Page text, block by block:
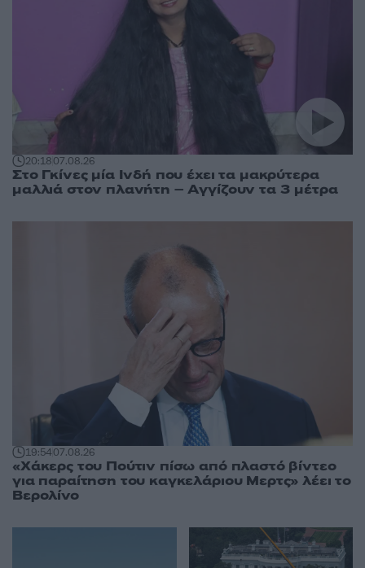
20:1807.08.26
Στο Γκίνες μία Ινδή που έχει τα μακρύτερα
μαλλιά στον πλανήτη – Αγγίζουν τα 3 μέτρα
19:5407.08.26
«Χάκερς του Πούτιν πίσω από πλαστό βίντεο
για παραίτηση του καγκελάριου Μερτς» λέει το
Βερολίνο